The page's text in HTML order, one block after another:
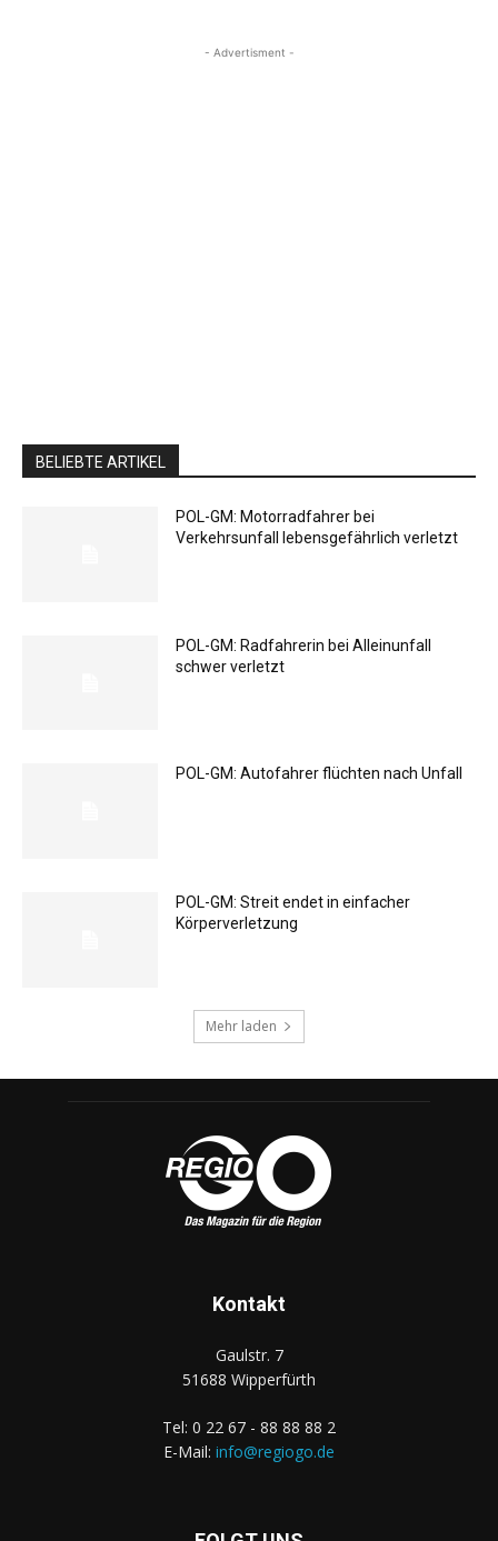
- Advertisment -
BELIEBTE ARTIKEL
POL-GM: Motorradfahrer bei
Verkehrsunfall lebensgefährlich verletzt
POL-GM: Radfahrerin bei Alleinunfall
schwer verletzt
POL-GM: Autofahrer flüchten nach Unfall
POL-GM: Streit endet in einfacher
Körperverletzung
Mehr laden
Kontakt
Gaulstr. 7
51688 Wipperfürth
Tel: 0 22 67 - 88 88 88 2
E-Mail: info@regiogo.de